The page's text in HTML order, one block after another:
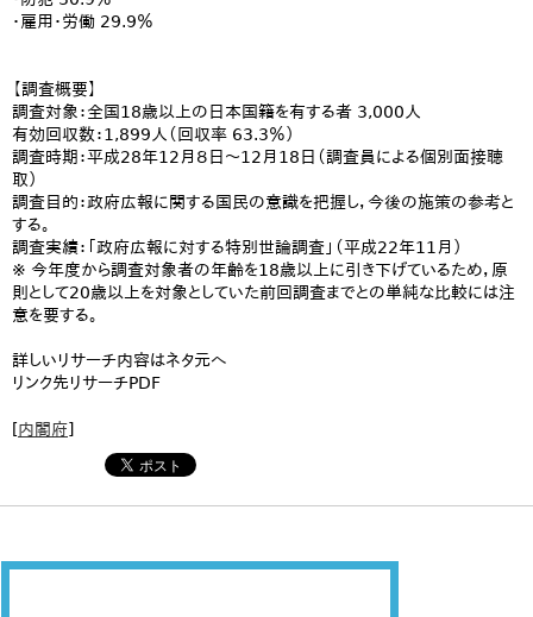
・雇用・労働 29.9％
【調査概要】
調査対象：全国18歳以上の日本国籍を有する者 3,000人
有効回収数：1,899人（回収率 63.3％）
調査時期：平成28年12月８日～12月18日（調査員による個別面接聴
取）
調査目的：政府広報に関する国民の意識を把握し，今後の施策の参考と
する。
調査実績：「政府広報に対する特別世論調査」（平成22年11月）
※ 今年度から調査対象者の年齢を18歳以上に引き下げているため，原
則として20歳以上を対象としていた前回調査までとの単純な比較には注
意を要する。
詳しいリサーチ内容はネタ元へ
リンク先リサーチPDF
[内閣府]